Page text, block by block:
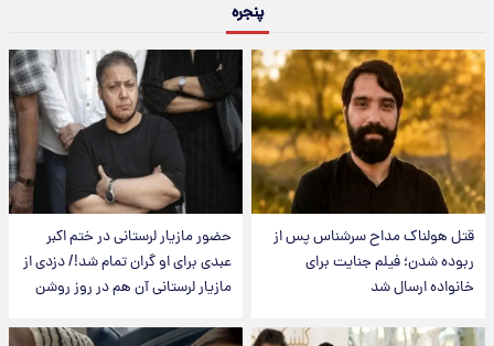
پنجره
قتل هولناک مداح سرشناس پس از
ربوده شدن؛ فیلم جنایت برای
خانواده ارسال شد
حضور مازیار لرستانی در ختم اکبر
عبدی برای او گران تمام شد!/ دزدی از
مازیار لرستانی آن هم در روز روشن